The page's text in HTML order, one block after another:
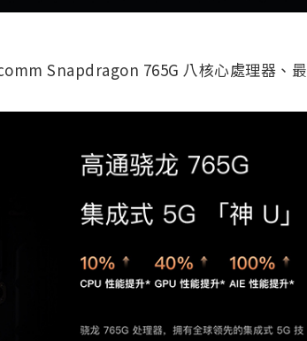
Snapdragon 765G 八核心處理器、最